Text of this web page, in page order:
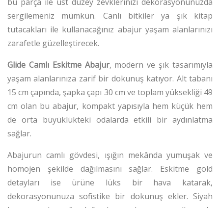
sergilemeniz mümkün. Canlı bitkiler ya şık kitap
tutacakları ile kullanacağınız abajur yaşam alanlarınızı
zarafetle güzelleştirecek.
Glide Camlı Eskitme Abajur, modern ve şık tasarımıyla
yaşam alanlarınıza zarif bir dokunuş katıyor. Alt tabanı
15 cm çapında, şapka çapı 30 cm ve toplam yüksekliği 49
cm olan bu abajur, kompakt yapısıyla hem küçük hem
de orta büyüklükteki odalarda etkili bir aydınlatma
sağlar.
Abajurun camlı gövdesi, ışığın mekânda yumuşak ve
homojen şekilde dağılmasını sağlar. Eskitme gold
detayları ise ürüne lüks bir hava katarak,
dekorasyonunuza sofistike bir dokunuş ekler. Siyah